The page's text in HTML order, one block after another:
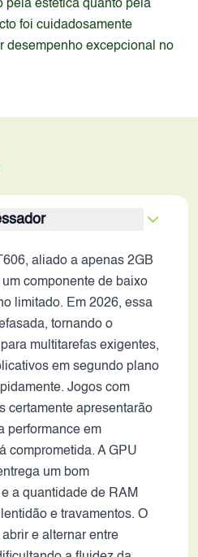
pela estética quanto pela
foi cuidadosamente
desempenho excepcional no
aliado a apenas 2GB
componente de baixo
limitado. Em 2026, essa
tornando o
multitarefas exigentes,
em segundo plano
Jogos com
certamente apresentarão
performance em
comprometida. A GPU
um bom
a quantidade de RAM
e travamentos. O
e alternar entre